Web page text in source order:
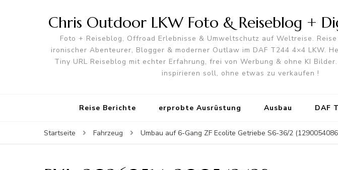
Chris Outdoor LKW Foto & Reiseblog +
Foto + Reiseblog, Offroad Erlebnisse & Umweltschutz auf Weltreise.
ironischer Abenteurer, Blogger & moderner Outlaw im DAF T244 4×4 LKW.
Tiny URL Reiseblog mit echter Erfahrung, frei von Werbung & ohne KI
inspirieren soll, ohne etwas zu verkaufen !
Reise Berichte erprobte Ausrüstung Ausbau DAF
Startseite Fahrzeug Umbau auf 6-Gang ZF Ecolite Getriebe S6-36/2